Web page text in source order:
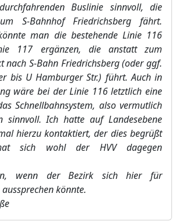
Buslinie sinnvoll, die
S-Bahnhof Friedrichsberg fährt.
man die bestehende Linie 116
117 ergänzen, die anstatt zum
nach S-Bahn Friedrichsberg (oder ggf.
bis U Hamburger Str.) führt. Auch in
wäre bei der Linie 116 letztlich eine
Schnellbahnsystem, also vermutlich
sinnvoll. Ich hatte auf Landesebene
hierzu kontaktiert, der dies begrüßt
sich wohl der HVV dagegen
wenn der Bezirk sich hier für
könnte.